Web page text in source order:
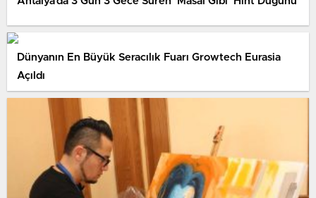
Dünyanın En Büyük Seracılık Fuarı Growtech Eurasia
Açıldı